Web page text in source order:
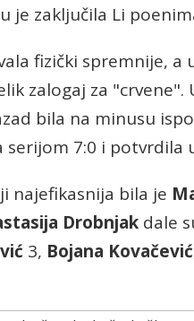
je zaključila Li
fizički spremnije,
zalogaj za
bila na minusu
serijom 7:0 i potvrdila
najefikasnija bila je
Drobnjak dale
3, Bojana Kovačević